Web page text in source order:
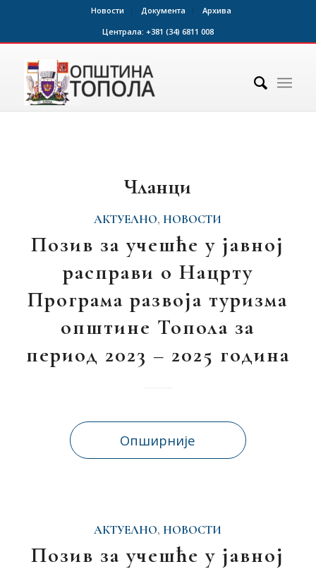
Новости Документа
Архива
Централа: +381 (34) 6811 008
Чланци
АКТУЕЛНО, НОВОСТИ
Позив за учешће у јавној
расправи о Нацрту
Програмa развоја туризма
општине Топола за
период 2023 – 2025 година
Опширније
АКТУЕЛНО, НОВОСТИ
Позив за учешће у јавној